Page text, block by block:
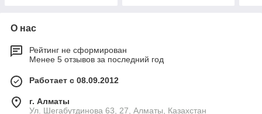
О нас
Рейтинг не сформирован
Менее 5 отзывов за последний год
Работает с 08.09.2012
г. Алматы
Ул. Шегабутдинова 63, 27, Алматы, Казахстан